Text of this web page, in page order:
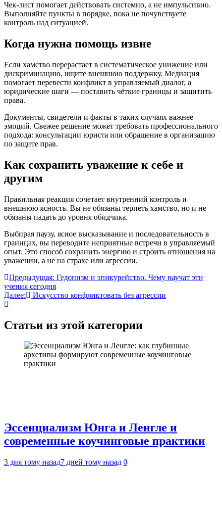
Чек-лист помогает действовать системно, а не импульсивно.
Выполняйте пункты в порядке, пока не почувствуете
контроль над ситуацией.
Когда нужна помощь извне
Если хамство перерастает в систематическое унижение или
дискриминацию, ищите внешнюю поддержку. Медиация
помогает перевести конфликт в управляемый диалог, а
юридические шаги — поставить чёткие границы и защитить
права.
Документы, свидетели и факты в таких случаях важнее
эмоций. Свежее решение может требовать профессионального
подхода: консультации юриста или обращение в организацию
по защите прав.
Как сохранить уважение к себе и
другим
Правильная реакция сочетает внутренний контроль и
внешнюю ясность. Вы не обязаны терпеть хамство, но и не
обязаны падать до уровня обидчика.
Выбирая паузу, ясное высказывание и последовательность в
границах, вы переводите неприятные встречи в управляемый
опыт. Это способ сохранить энергию и строить отношения на
уважении, а не на страхе или агрессии.
Навигация
по
записям
Предыдущая: Гедонизм и эпикурейство. Чему научат эти
учения сегодня
Далее:
Искусство конфликтовать без агрессии
Cтатьи из этой категории
Эссенциализм Юнга и Ленгле и
современные коучинговые практики
3 дня тому назад7 дней тому назад 0